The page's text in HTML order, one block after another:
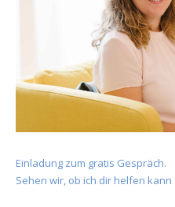
Einladung zum gratis Gespräch.
Sehen wir, ob ich dir helfen kann